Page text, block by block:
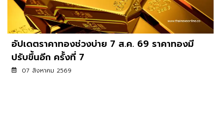
อัปเดตราคาทองช่วงบ่าย 7 ส.ค. 69 ราคาทองมี
ปรับขึ้นอีก ครั้งที่ 7
07 สิงหาคม 2569